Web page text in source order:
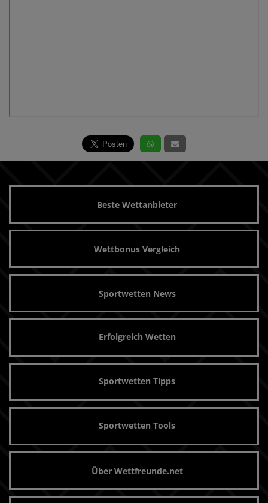
Beste Wettanbieter
Wettbonus Vergleich
Sportwetten News
Erfolgreich Wetten
Sportwetten Tipps
Sportwetten Tools
Über Wettfreunde.net